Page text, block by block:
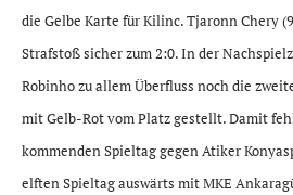
die Gelbe Karte für Kilinc. Tjaronn Chery
Strafstoß sicher zum 2:0. In der
Robinho zu allem Überfluss noch die
mit Gelb-Rot vom Platz gestellt. Damit
kommenden Spieltag gegen Atiker
elften Spieltag auswärts mit MKE